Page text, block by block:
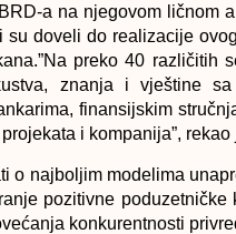
a na njegovom ličnom
su doveli do realizacije
preko 40
znanja i vještine
finansijskim
i kompanija”, rekao
o najboljim modelima
pozitivne
konkurentnosti